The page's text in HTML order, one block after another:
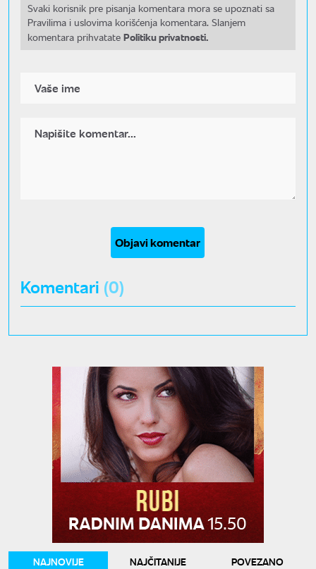
Svaki korisnik pre pisanja komentara mora se upoznati sa
Pravilima i uslovima korišćenja komentara. Slanjem
komentara prihvatate Politiku privatnosti.
Objavi komentar
Komentari (0)
NAJNOVIJE NAJČITANIJE
POVEZANO